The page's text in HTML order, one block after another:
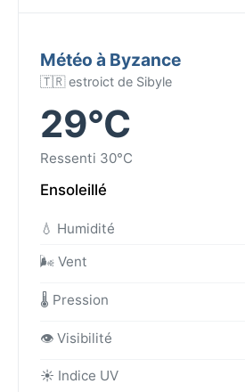
Météo à Byzance
🇹🇷 estroict de Sibyle
29°C
Ressenti 30°C
Ensoleillé
💧 Humidité
🌬️ Vent
🌡️ Pression
👁️ Visibilité
☀️ Indice UV